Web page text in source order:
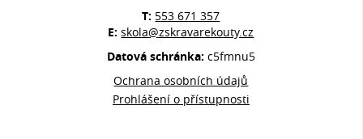
T: 553 671 357
E:skola@zskravarekouty.cz
Datová schránka: c5fmnu5
Ochrana osobních údajů
Prohlášení o přístupnosti